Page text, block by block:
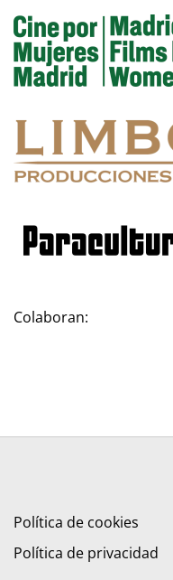
Colaboran:
Política de cookies
Política de privacidad